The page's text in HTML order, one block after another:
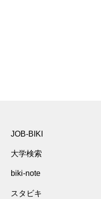
JOB-BIKI
大学検索
biki-note
スタビキ